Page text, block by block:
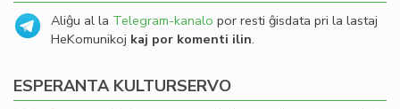
Aliĝu al la Telegram-kanalo por resti ĝisdata pri la lastaj
HeKomunikoj kaj por komenti ilin.
ESPERANTA KULTURSERVO